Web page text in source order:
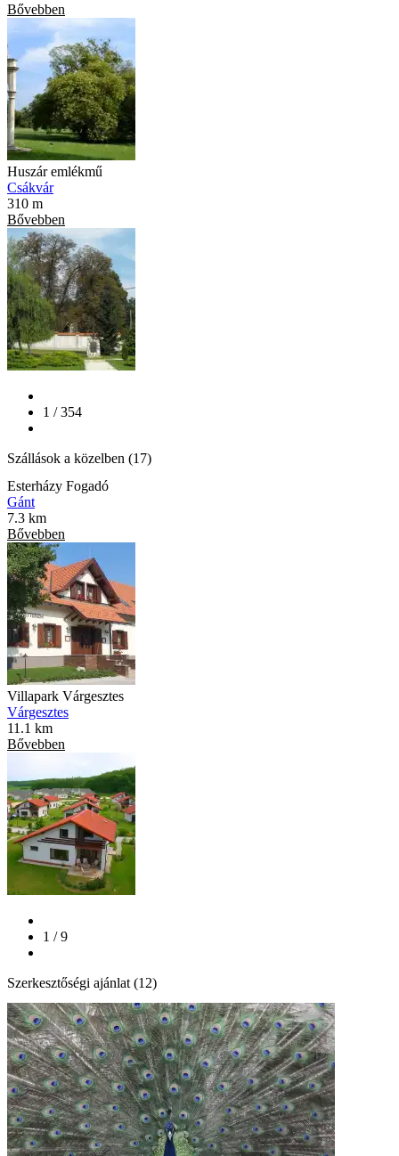
Bővebben
Huszár emlékmű
Csákvár
310 m
Bővebben
1 / 354
Szállások a közelben (17)
Esterházy Fogadó
Gánt
7.3 km
Bővebben
Villapark Várgesztes
Várgesztes
11.1 km
Bővebben
1 / 9
Szerkesztőségi ajánlat (12)